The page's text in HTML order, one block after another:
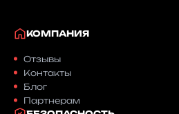
КОМПАНИЯ
Отзывы
Контакты
Блог
Партнерам